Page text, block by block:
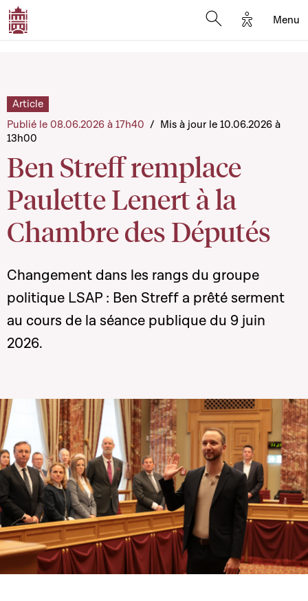
Options
Menu
Ben Streff remplace
Paulette Lenert à la
Chambre des Députés
Article
Publié le 08.06.2026 à 17h40 / Mis à jour le 10.06.2026 à
13h00
Changement dans les rangs du groupe
politique LSAP : Ben Streff a prêté serment
au cours de la séance publique du 9 juin
2026.